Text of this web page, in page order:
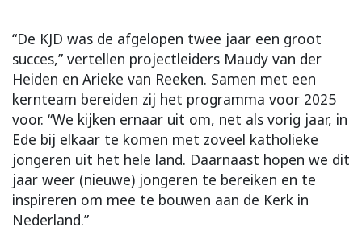
“De KJD was de afgelopen twee jaar een groot
succes,” vertellen projectleiders Maudy van der
Heiden en Arieke van Reeken. Samen met een
kernteam bereiden zij het programma voor 2025
voor. “We kijken ernaar uit om, net als vorig jaar, in
Ede bij elkaar te komen met zoveel katholieke
jongeren uit het hele land. Daarnaast hopen we dit
jaar weer (nieuwe) jongeren te bereiken en te
inspireren om mee te bouwen aan de Kerk in
Nederland.”